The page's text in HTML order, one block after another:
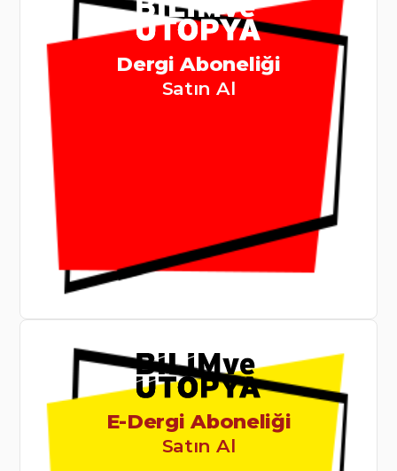
Dergi Aboneliği
Satın Al
E-Dergi Aboneliği
Satın Al